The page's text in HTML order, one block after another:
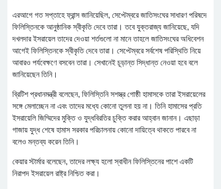
এরআগে গত সপ্তাহে ফ্রান্স জানিয়েছিল, সেপ্টেম্বরে জাতিসংঘের সাধারণ পরিষদে
ফিলিস্তিনকে আনুষ্ঠানিক স্বীকৃতি দেবে তারা। তবে যুক্তরাজ্য জানিয়েছে, যদি
দখলদার ইসরায়েল তাদের দেওয়া শর্তগুলো না মানে তাহলে জাতিসংঘের অধিবেশন
আগেই ফিলিস্তিনকে স্বীকৃতি দেবে তারা। সেপ্টেম্বরে সর্বশেষ পরিস্থিতি নিয়ে
আবারও পর্যবেক্ষণে বসবেন তারা। সেখানেই চূড়ান্ত সিদ্ধান্ত নেওয়া হবে বলে
জানিয়েছেন তিনি।
ব্রিটিশ প্রধানমন্ত্রী বলেছেন, ফিলিস্তিনি সশস্ত্র গোষ্ঠী হামাসকে তারা ইসরায়েলের
সঙ্গে মেলাচ্ছেন না এবং তাদের মধ্যে কোনো তুলনা হয় না। তিনি হামাসের প্রতি
ইসরায়েলি জিম্মিদের মুক্তি ও যুদ্ধবিরতির চুক্তি করার আহ্বান জানান। এছাড়া
গাজায় যুদ্ধ শেষে হামাস সরকার পরিচালনায় কোনো দায়িত্বে থাকতে পারবে না
বলেও মন্তব্য করেন তিনি।
কেয়ার স্টার্মার বলেছেন, তাদের লক্ষ্য হলো স্বাধীন ফিলিস্তিনের পাশে একটি
নিরাপদ ইসরায়েল রাষ্ট্র নিশ্চিত করা।